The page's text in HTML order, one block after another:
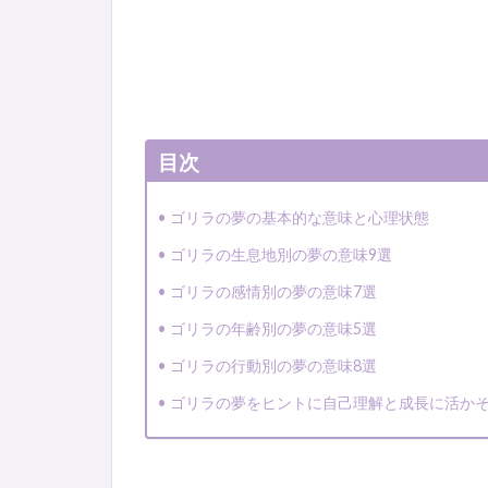
目次
ゴリラの夢の基本的な意味と心理状態
ゴリラの生息地別の夢の意味9選
ゴリラの感情別の夢の意味7選
ゴリラの年齢別の夢の意味5選
ゴリラの行動別の夢の意味8選
ゴリラの夢をヒントに自己理解と成長に活か